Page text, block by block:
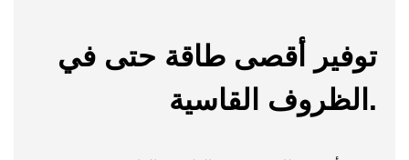
توفير أقصى طاقة حتى في
الظروف القاسية.